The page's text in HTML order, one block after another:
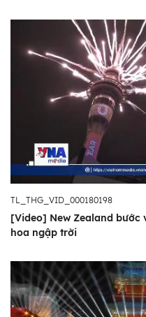
TL_THG_VID_000180198
[Video] New Zealand bước
hoa ngập trời